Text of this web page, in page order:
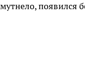
появился